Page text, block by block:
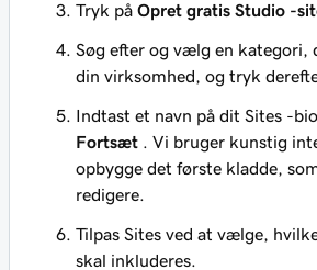
Tryk på Opret gratis Studio -
Søg efter og vælg en kategori,
din virksomhed, og tryk
Indtast et navn på dit Sites -
Fortsæt . Vi bruger kunstig
opbygge det første kladde,
redigere.
Tilpas Sites ved at vælge,
skal inkluderes.